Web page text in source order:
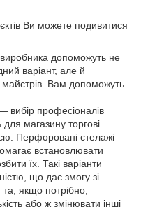
Ви можете подивитися
допоможуть не
варіант, але й
Вам допоможуть
вибір професіоналів
магазину торгові
Перфоровані стелажі
встановлювати
їх. Такі варіанти
що дає змогу зі
якщо потрібно,
або ж змінювати інші